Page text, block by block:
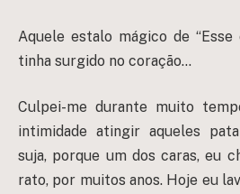
Aquele estalo mágico de “Esse
tinha surgido no coração…
Culpei-me durante muito
intimidade atingir aqueles
suja, porque um dos caras, eu
rato, por muitos anos. Hoje eu